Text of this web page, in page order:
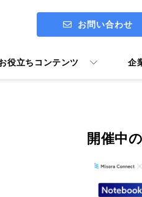
お問い合わせ
スメント診断 ENGAGE UP
役立ちコンテンツ 企
開催中